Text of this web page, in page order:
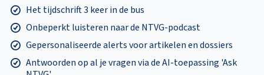
Het tijdschrift 3 keer in de bus
Onbeperkt luisteren naar de NTVG-podcast
Gepersonaliseerde alerts voor artikelen en dossiers
Antwoorden op al je vragen via de AI-toepassing 'Ask